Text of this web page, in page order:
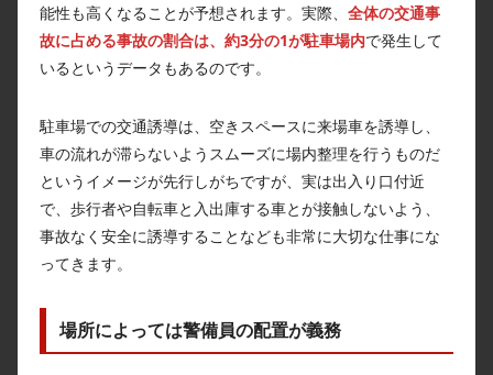
能性も高くなることが予想されます。実際、 全体の交通事
故に占める事故の割合は、約3分の1が駐車場内で発生して
いるというデータもあるのです。
駐車場での交通誘導は、空きスペースに来場車を誘導し、
車の流れが滞らないようスムーズに場内整理を行うものだ
というイメージが先行しがちですが、実は出入り口付近
で、歩行者や自転車と入出庫する車とが接触しないよう、
事故なく安全に誘導することなども非常に大切な仕事にな
ってきます。
場所によっては警備員の配置が義務